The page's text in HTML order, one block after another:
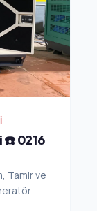
☎️ 0216
Tamir ve